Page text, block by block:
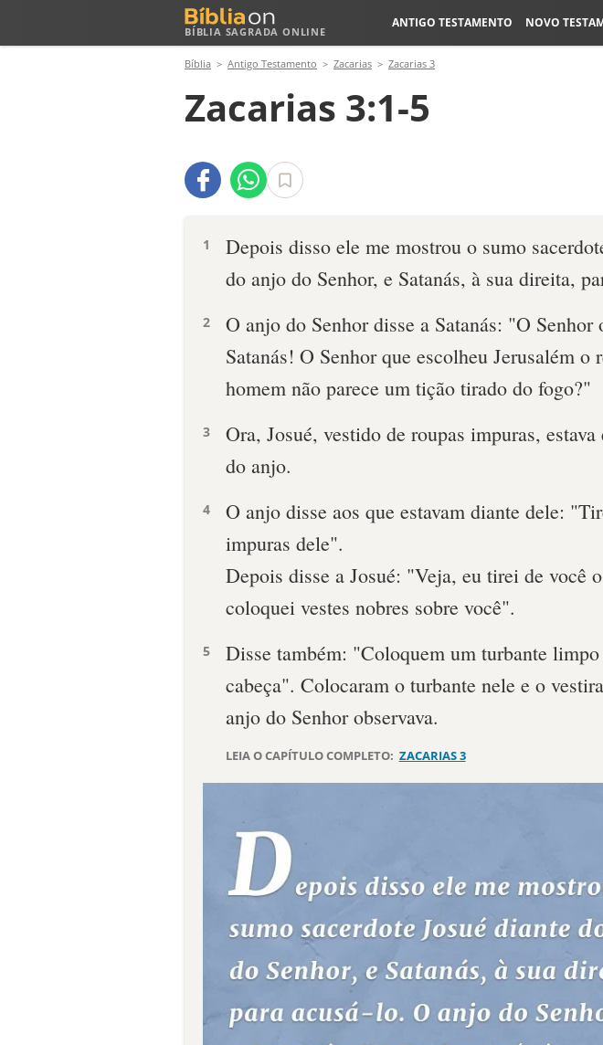
BÍBLIA SAGRADA ONLINE
ANTIGO TESTAMENTO NOVO
Bíblia Antigo Testamento Zacarias Zacarias 3
Zacarias 3:1-5
1
Depois disso ele me mostrou o sumo
do anjo do Senhor, e Satanás, à sua direita,
2
O anjo do Senhor disse a Satanás: "O Senhor
Satanás! O Senhor que escolheu Jerusalém o
homem não parece um tição tirado do fogo?"
3
Ora, Josué, vestido de roupas impuras,
do anjo.
4
O anjo disse aos que estavam diante dele:
impuras dele".
Depois disse a Josué: "Veja, eu tirei de você
coloquei vestes nobres sobre você".
5
Disse também: "Coloquem um turbante limpo
cabeça". Colocaram o turbante nele e o
anjo do Senhor observava.
LEIA O CAPÍTULO COMPLETO: ZACARIAS 3